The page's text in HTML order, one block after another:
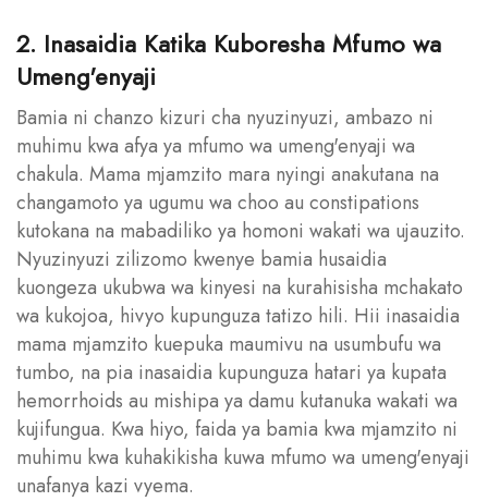
2. Inasaidia Katika Kuboresha Mfumo wa
Umeng'enyaji
Bamia ni chanzo kizuri cha nyuzinyuzi, ambazo ni
muhimu kwa afya ya mfumo wa umeng'enyaji wa
chakula. Mama mjamzito mara nyingi anakutana na
changamoto ya ugumu wa choo au constipations
kutokana na mabadiliko ya homoni wakati wa ujauzito.
Nyuzinyuzi zilizomo kwenye bamia husaidia
kuongeza ukubwa wa kinyesi na kurahisisha mchakato
wa kukojoa, hivyo kupunguza tatizo hili. Hii inasaidia
mama mjamzito kuepuka maumivu na usumbufu wa
tumbo, na pia inasaidia kupunguza hatari ya kupata
hemorrhoids au mishipa ya damu kutanuka wakati wa
kujifungua. Kwa hiyo, faida ya bamia kwa mjamzito ni
muhimu kwa kuhakikisha kuwa mfumo wa umeng'enyaji
unafanya kazi vyema.